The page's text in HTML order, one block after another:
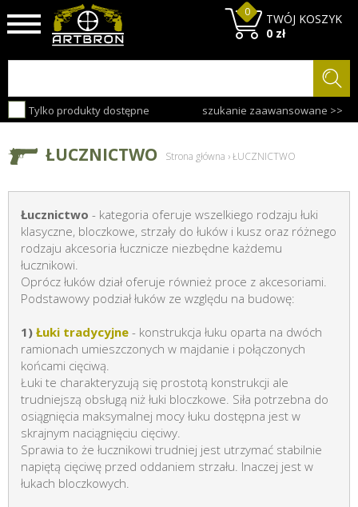
Tylko produkty dostępne szukanie zaawansowane >>
TWÓJ KOSZYK
0
0 zł
ŁUCZNICTWO Strona główna ›ŁUCZNICTWO
Łucznictwo - kategoria oferuje wszelkiego rodzaju łuki
klasyczne, bloczkowe, strzały do łuków i kusz oraz różnego
rodzaju akcesoria łucznicze niezbędne każdemu
łucznikowi.
Oprócz łuków dział oferuje również proce z akcesoriami.
Podstawowy podział łuków ze względu na budowę:
1) Łuki tradycyjne - konstrukcja łuku oparta na dwóch
ramionach umieszczonych w majdanie i połączonych
końcami cięciwą.
Łuki te charakteryzują się prostotą konstrukcji ale
trudniejszą obsługą niż łuki bloczkowe. Siła potrzebna do
osiągnięcia maksymalnej mocy łuku dostępna jest w
skrajnym naciągnięciu cięciwy.
Sprawia to że łucznikowi trudniej jest utrzymać stabilnie
napiętą cięciwę przed oddaniem strzału. Inaczej jest w
łukach bloczkowych.